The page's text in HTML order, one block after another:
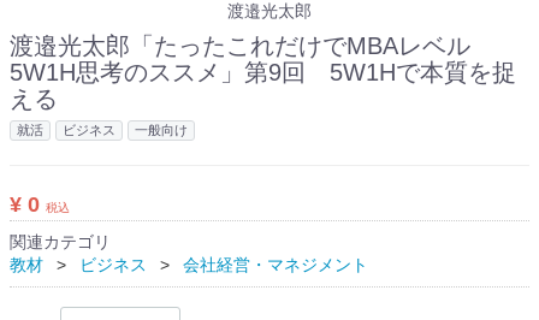
渡邉光太郎
渡邉光太郎「たったこれだけでMBAレベル
5W1H思考のススメ」第9回 5W1Hで本質を捉
える
就活 ビジネス 一般向け
¥ 0 税込
関連カテゴリ
教材
ビジネス 会社経営・マネジメント